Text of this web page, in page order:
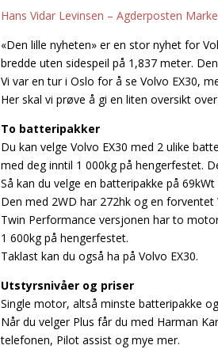
Hans Vidar Levinsen – Agderposten
«Den lille nyheten» er en stor nyhet for
bredde uten sidespeil på 1,837 meter.
Vi var en tur i Oslo for å se Volvo EX30,
Her skal vi prøve å gi en liten oversikt
To batteripakker
Du kan velge Volvo EX30 med 2 ulike
med deg inntil 1 000kg på hengerfestet.
Så kan du velge en batteripakke på
Den med 2WD har 272hk og en
Twin Performance versjonen har to
1 600kg på hengerfestet.
Taklast kan du også ha på Volvo EX30.
Utstyrsnivåer og priser
Single motor, altså minste batteripakke
Når du velger Plus får du med Harman
telefonen, Pilot assist og mye mer.